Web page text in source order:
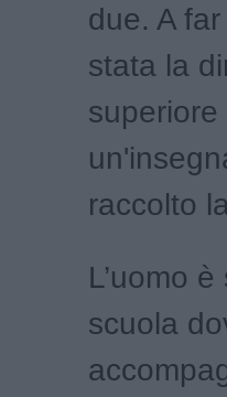
due. A
stata la
raccolto
L’uomo
scuola